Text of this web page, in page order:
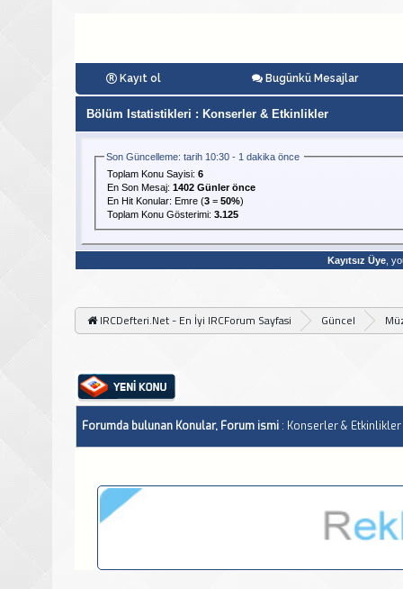
Kayıt ol Bugünkü Mesajlar
Bölüm Istatistikleri : Konserler & Etkinlikler
Son Güncelleme: tarih 10:30 - 1 dakika önce
Toplam Konu Sayisi: 6
En Son Mesaj: 1402 Günler önce
En Hit Konular: Emre (3 = 50%)
Toplam Konu Gösterimi: 3.125
Kayıtsız Üye,
IRCDefteri.Net - En İyi IRCForum Sayfasi Güncel
Forumda bulunan Konular, Forum ismi : Konserler & Etkinlikler